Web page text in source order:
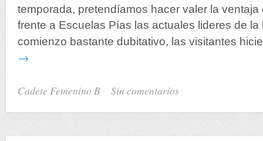
temporada, pretendíamos hacer valer la
frente a Escuelas Pías las actuales lideres de la
comienzo bastante dubitativo, las visitantes
→
Cadete Femenino B Sin comentarios